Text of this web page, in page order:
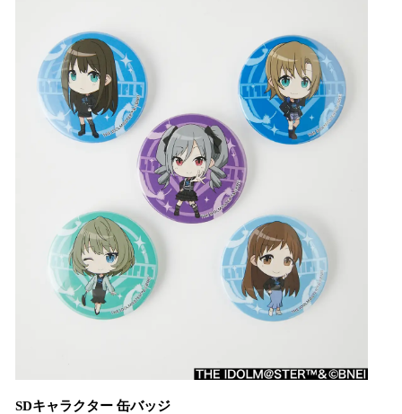
SDキャラクター 缶バッジ